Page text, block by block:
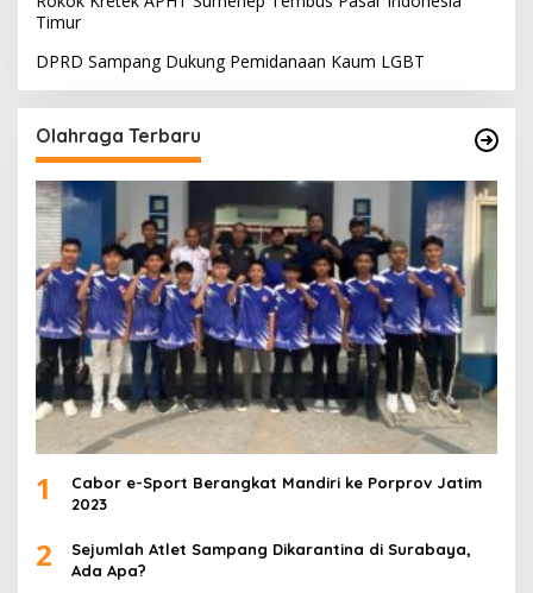
Timur
DPRD Sampang Dukung Pemidanaan Kaum LGBT
Olahraga Terbaru
1
Cabor e-Sport Berangkat Mandiri ke Porprov Jatim
2023
2
Sejumlah Atlet Sampang Dikarantina di Surabaya,
Ada Apa?